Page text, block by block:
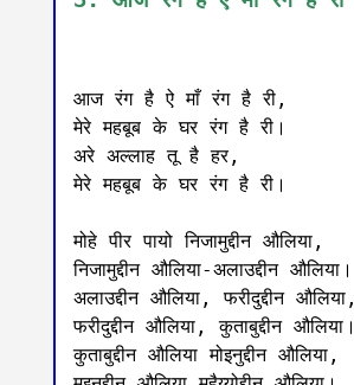
आज रंग है ऐ माँ रंग है री,
मेरे महबूब के घर रंग है री।
अरे अल्लाह तू है हर,
मेरे महबूब के घर रंग है री।
मोहे पीर पायो निजामुद्दीन औलिया,
निजामुद्दीन औलिया-अलाउद्दीन औलिया।
अलाउद्दीन औलिया, फरीदुद्दीन औलिया,
फरीदुद्दीन औलिया, कुताबुद्दीन औलिया।
कुताबुद्दीन औलिया मोइनुद्दीन औलिया,